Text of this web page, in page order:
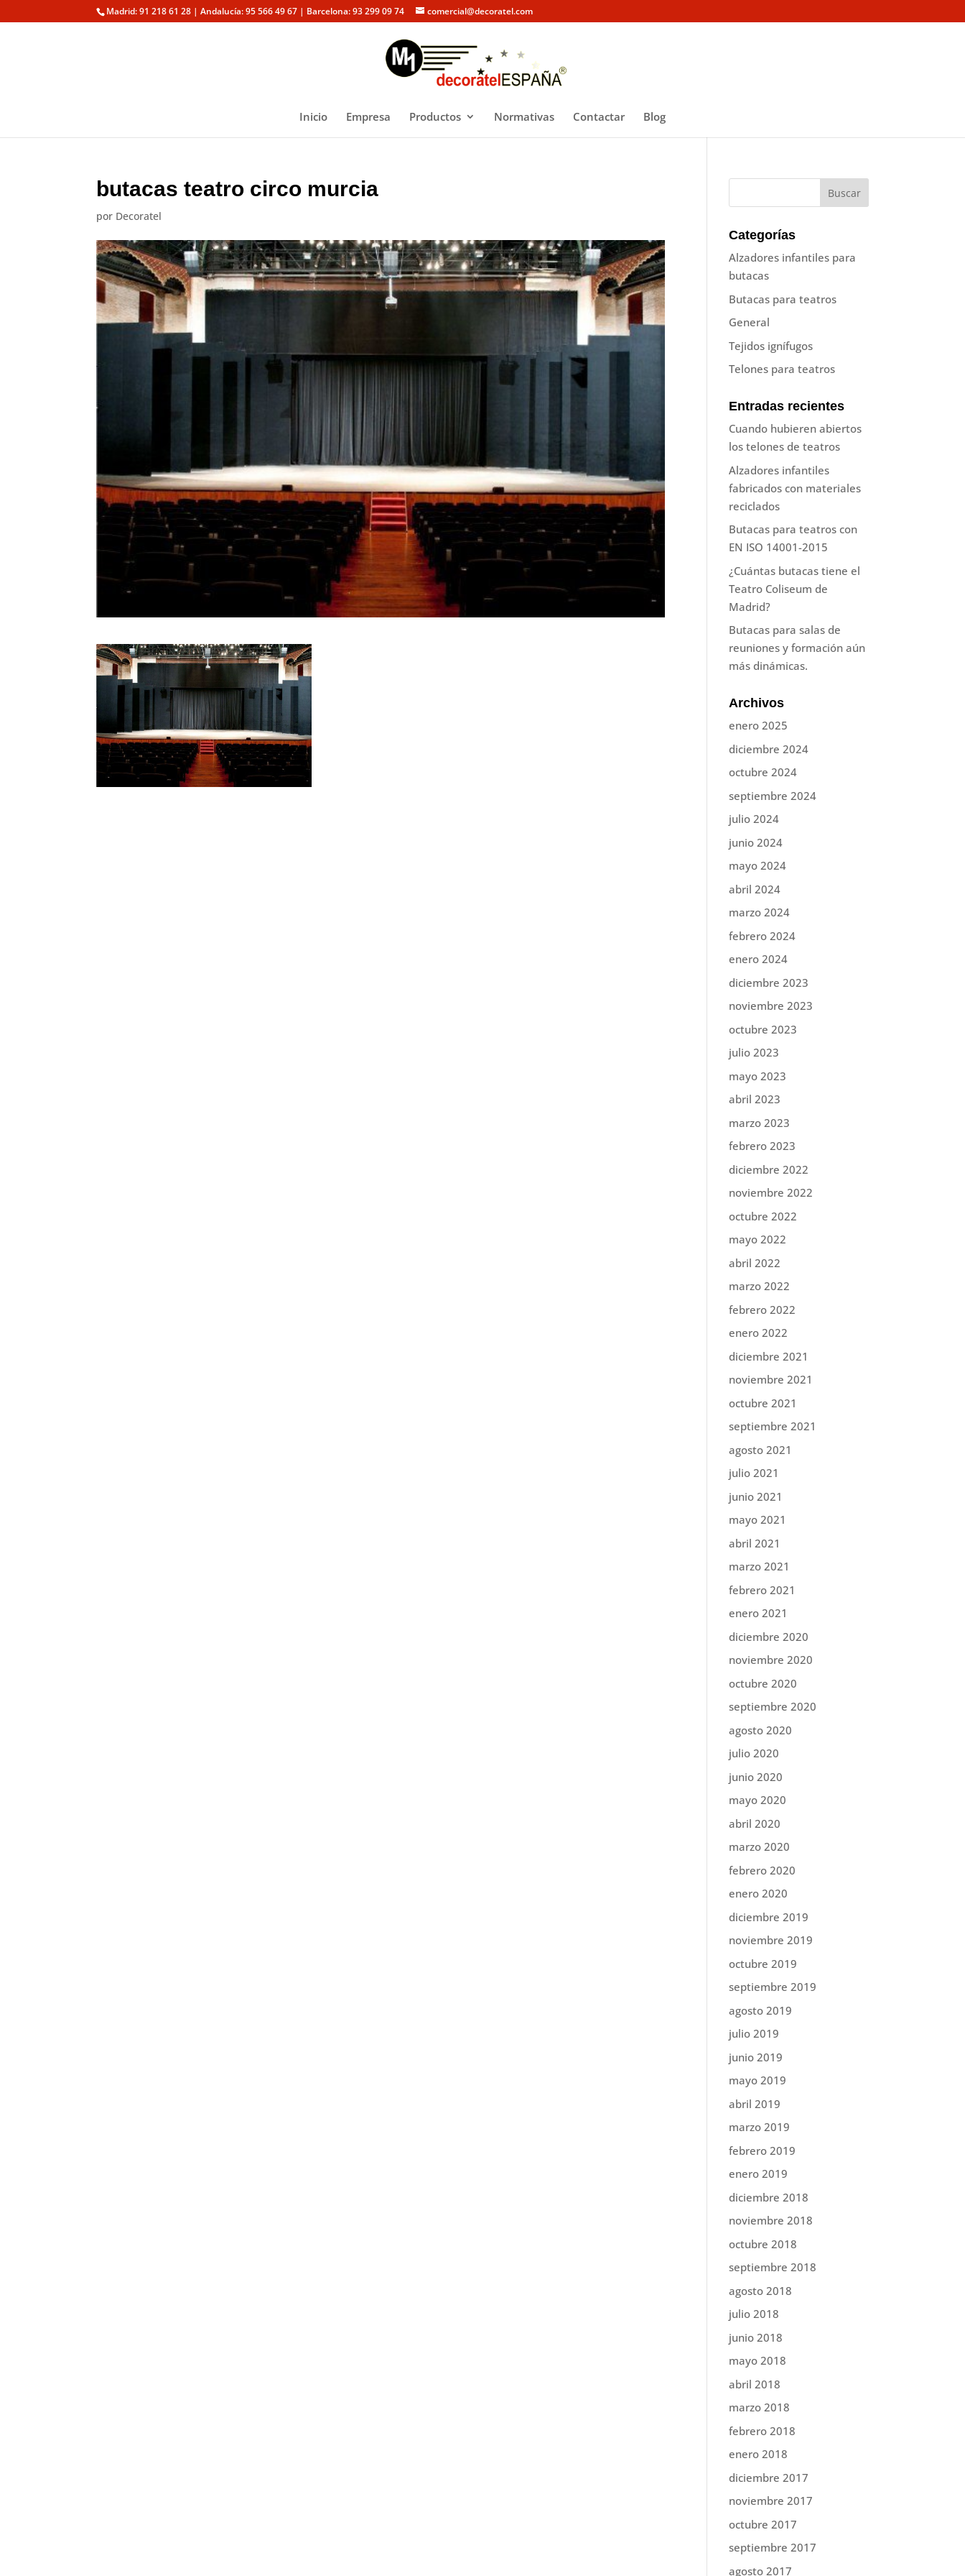
Madrid: 91 218 61 28 | Andalucía: 95 566 49 67 | Barcelona: 93 299 09 74 comercial@decoratel.com
Inicio Empresa Productos Normativas Contactar Blog
butacas teatro circo murcia
por Decoratel
Categorías
Alzadores infantiles para
butacas
Butacas para teatros
General
Tejidos ignífugos
Telones para teatros
Entradas recientes
Cuando hubieren abiertos
los telones de teatros
Alzadores infantiles
fabricados con materiales
reciclados
Butacas para teatros con
EN ISO 14001-2015
¿Cuántas butacas tiene el
Teatro Coliseum de
Madrid?
Butacas para salas de
reuniones y formación aún
más dinámicas.
Archivos
enero 2025
diciembre 2024
octubre 2024
septiembre 2024
julio 2024
junio 2024
mayo 2024
abril 2024
marzo 2024
febrero 2024
enero 2024
diciembre 2023
noviembre 2023
octubre 2023
julio 2023
mayo 2023
abril 2023
marzo 2023
febrero 2023
diciembre 2022
noviembre 2022
octubre 2022
mayo 2022
abril 2022
marzo 2022
febrero 2022
enero 2022
diciembre 2021
noviembre 2021
octubre 2021
septiembre 2021
agosto 2021
julio 2021
junio 2021
mayo 2021
abril 2021
marzo 2021
febrero 2021
enero 2021
diciembre 2020
noviembre 2020
octubre 2020
septiembre 2020
agosto 2020
julio 2020
junio 2020
mayo 2020
abril 2020
marzo 2020
febrero 2020
enero 2020
diciembre 2019
noviembre 2019
octubre 2019
septiembre 2019
agosto 2019
julio 2019
junio 2019
mayo 2019
abril 2019
marzo 2019
febrero 2019
enero 2019
diciembre 2018
noviembre 2018
octubre 2018
septiembre 2018
agosto 2018
julio 2018
junio 2018
mayo 2018
abril 2018
marzo 2018
febrero 2018
enero 2018
diciembre 2017
noviembre 2017
octubre 2017
septiembre 2017
agosto 2017